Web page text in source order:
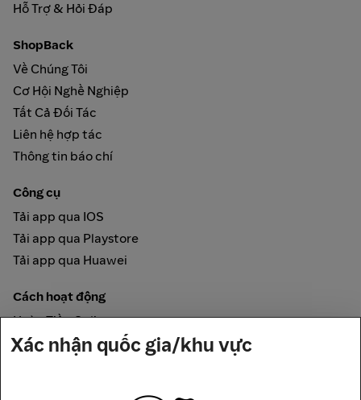
Hỗ Trợ & Hỏi Đáp
ShopBack
Về Chúng Tôi
Cơ Hội Nghề Nghiệp
Tất Cả Đối Tác
Liên hệ hợp tác
Thông tin báo chí
Công cụ
Tải app qua IOS
Tải app qua Playstore
Tải app qua Huawei
Cách hoạt động
Hoàn Tiền Online
Được đảm bảo bởi
Xác nhận quốc gia/khu vực